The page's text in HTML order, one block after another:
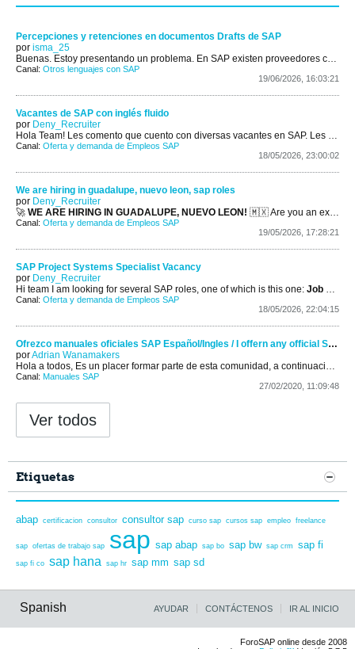
Percepciones y retenciones en documentos Drafts de SAP
por isma_25
Buenas. Estoy presentando un problema. En SAP existen proveedores con códigos de retenciones o percepciones asignados. Cuándo tratamos de crear...
Canal: Otros lenguajes con SAP
19/06/2026, 16:03:21
Vacantes de SAP con inglés fluido
por Deny_Recruiter
Hola Team! Les comento que cuento con diversas vacantes en SAP. Les comento cuáles y si les interesa alguna de estas, me pueden contactar...
Canal: Oferta y demanda de Empleos SAP
18/05/2026, 23:00:02
We are hiring in guadalupe, nuevo leon, sap roles
por Deny_Recruiter
🚀 WE ARE HIRING IN GUADALUPE, NUEVO LEON! 🇲🇽Are you an expert in the SAP ecosystem or passionate about Python development?
Canal: Oferta y demanda de Empleos SAP
19/05/2026, 17:28:21
SAP Project Systems Specialist Vacancy
por Deny_Recruiter
Hi team I am looking for several SAP roles, one of which is this one: Job Title:
Canal: Oferta y demanda de Empleos SAP
18/05/2026, 22:04:15
Ofrezco manuales oficiales SAP Español/Ingles / I offern any official SAP handbook
porAdrian Wanamakers
Hola a todos, Es un placer formar parte de esta comunidad, a continuación os presento mi forma de contribuir para hacer de esta comunidad...
Canal: Manuales SAP
27/02/2020, 11:09:48
Ver todos
Etiquetas
abap certificacion consultor consultor sap curso sap cursos sap empleo freelance
sap ofertas de trabajo sap sap sap abap sap bo sap bw sap crm sap fi
sap fi co sap hana sap hr sap mm sap sd
Spanish AYUDAR CONTÁCTENOS IR AL INICIO
ForoSAP online desde 2008